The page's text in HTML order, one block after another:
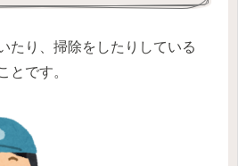
たり、掃除をしたりしている
とです。